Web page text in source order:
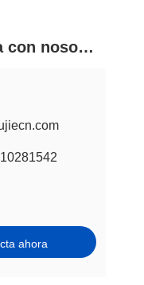
nosotros
ahora